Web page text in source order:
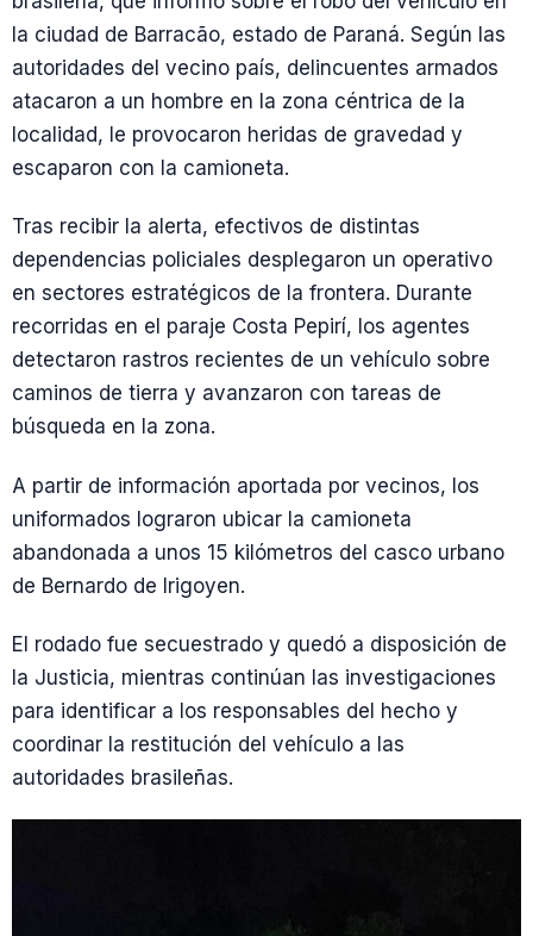
la ciudad de Barracão, estado de Paraná. Según las
autoridades del vecino país, delincuentes armados
atacaron a un hombre en la zona céntrica de la
localidad, le provocaron heridas de gravedad y
escaparon con la camioneta.
Tras recibir la alerta, efectivos de distintas
dependencias policiales desplegaron un operativo
en sectores estratégicos de la frontera. Durante
recorridas en el paraje Costa Pepirí, los agentes
detectaron rastros recientes de un vehículo sobre
caminos de tierra y avanzaron con tareas de
búsqueda en la zona.
A partir de información aportada por vecinos, los
uniformados lograron ubicar la camioneta
abandonada a unos 15 kilómetros del casco urbano
de Bernardo de Irigoyen.
El rodado fue secuestrado y quedó a disposición de
la Justicia, mientras continúan las investigaciones
para identificar a los responsables del hecho y
coordinar la restitución del vehículo a las
autoridades brasileñas.